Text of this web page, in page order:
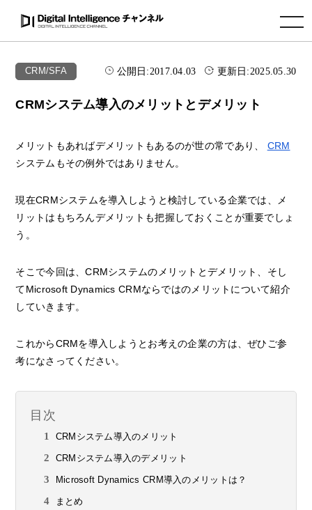
toggle navigation
CRM/SFA 公開日:2017.04.03 更新日:2025.05.30
CRMシステム導入のメリットとデメリット
メリットもあればデメリットもあるのが世の常であり、 CRM
システムもその例外ではありません。
現在CRMシステムを導入しようと検討している企業では、メ
リットはもちろんデメリットも把握しておくことが重要でしょ
う。
そこで今回は、CRMシステムのメリットとデメリット、そし
てMicrosoft Dynamics CRMならではのメリットについて紹介
していきます。
これからCRMを導入しようとお考えの企業の方は、ぜひご参
考になさってください。
目次
CRMシステム導入のメリット
CRMシステム導入のデメリット
Microsoft Dynamics CRM導入のメリットは？
まとめ